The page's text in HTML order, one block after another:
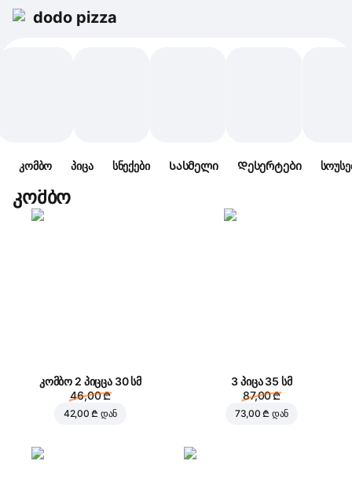
dodo pizza
კომბო პიცა სნექები Სასმელი Დესერტები
კომბო
კომბო 2 პიცცა 30 სმ
46,00 ₾
42,00 ₾ დან
3 პიცა 35 სმ
87,00 ₾
73,00 ₾ დან